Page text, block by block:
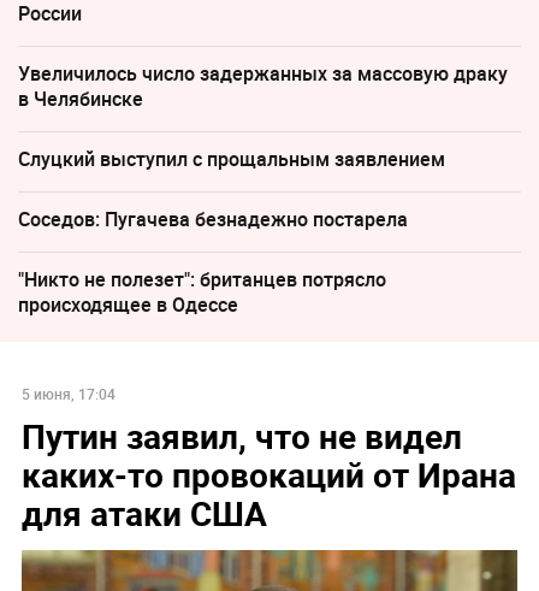
России
Увеличилось число задержанных за массовую драку
в Челябинске
Слуцкий выступил с прощальным заявлением
Соседов: Пугачева безнадежно постарела
"Никто не полезет": британцев потрясло
происходящее в Одессе
5 июня, 17:04
Путин заявил, что не видел
каких-то провокаций от Ирана
для атаки США